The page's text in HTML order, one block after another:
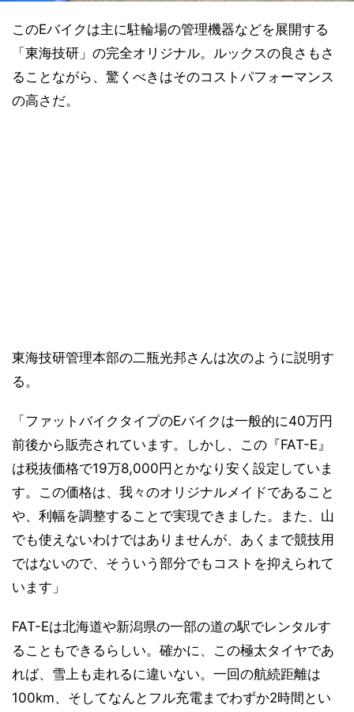
このEバイクは主に駐輪場の管理機器などを展開する
「東海技研」の完全オリジナル。ルックスの良さもさ
ることながら、驚くべきはそのコストパフォーマンス
の高さだ。
東海技研管理本部の二瓶光邦さんは次のように説明す
る。
「ファットバイクタイプのEバイクは一般的に40万円
前後から販売されています。しかし、この『FAT-E』
は税抜価格で19万8,000円とかなり安く設定していま
す。この価格は、我々のオリジナルメイドであること
や、利幅を調整することで実現できました。また、山
でも使えないわけではありませんが、あくまで競技用
ではないので、そういう部分でもコストを抑えられて
います」
FAT-Eは北海道や新潟県の一部の道の駅でレンタルす
ることもできるらしい。確かに、この極太タイヤであ
れば、雪上も走れるに違いない。一回の航続距離は
100km、そしてなんとフル充電までわずか2時間とい